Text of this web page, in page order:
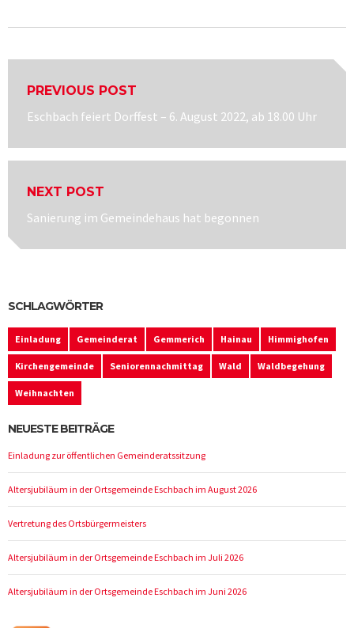
PREVIOUS POST
Previous
Eschbach feiert Dorffest – 6. August 2022, ab 18.00 Uhr
NEXT POST
Next
Sanierung im Gemeindehaus hat begonnen
SCHLAGWÖRTER
Einladung Gemeinderat Gemmerich Hainau Himmighofen
Kirchengemeinde Seniorennachmittag Wald Waldbegehung
Weihnachten
NEUESTE BEITRÄGE
Einladung zur öffentlichen Gemeinderatssitzung
Altersjubiläum in der Ortsgemeinde Eschbach im August 2026
Vertretung des Ortsbürgermeisters
Altersjubiläum in der Ortsgemeinde Eschbach im Juli 2026
Altersjubiläum in der Ortsgemeinde Eschbach im Juni 2026